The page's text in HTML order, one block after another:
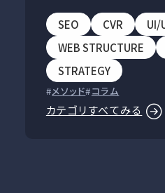
SEO CVR
UI/
WEB STRUCTURE
STRATEGY
メソッド コラム
カテゴリすべてみる